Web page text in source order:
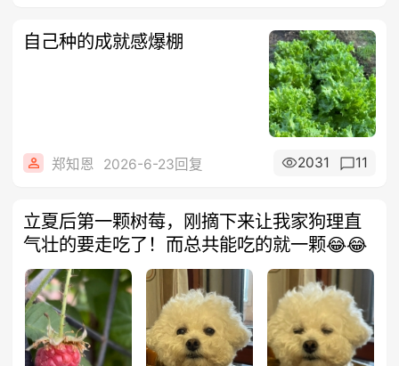
自己种的成就感爆棚
郑知恩 2026-6-23回复 2031 11
立夏后第一颗树莓，刚摘下来让我家狗理直
气壮的要走吃了！而总共能吃的就一颗😂😂